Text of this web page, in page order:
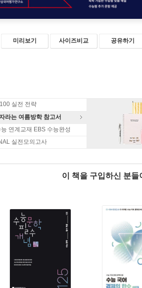
미리보기 사이즈비교 공유하기
실전 전략
라는 여름방학 참고서
연계교재 EBS 수능완성
실전모의고사
이 책을 구입하신 분